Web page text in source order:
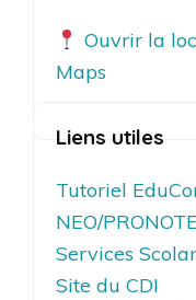
Ouvrir la
Maps
Liens utiles
Tutoriel
NEO/PRONOTE
Services
Site du CDI